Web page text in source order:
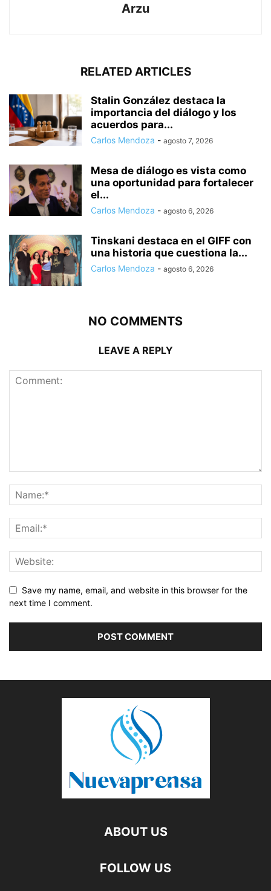
Arzu
RELATED ARTICLES
Stalin González destaca la
importancia del diálogo y los
acuerdos para...
Carlos Mendoza - agosto 7, 2026
Mesa de diálogo es vista como
una oportunidad para fortalecer
el...
Carlos Mendoza - agosto 6, 2026
Tinskani destaca en el GIFF con
una historia que cuestiona la...
Carlos Mendoza - agosto 6, 2026
NO COMMENTS
LEAVE A REPLY
Save my name, email, and website in this browser for the
next time I comment.
ABOUT US
FOLLOW US